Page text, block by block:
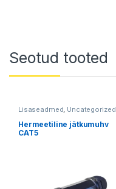
Seotud tooted
Lisaseadmed Uncategorized
Hermeetiline jätkumuhv
CAT5